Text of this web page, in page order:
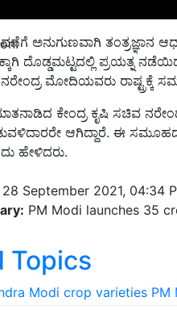
ಅನುಗುಣವಾಗಿ ತಂತ್ರಜ್ಞಾನ
ದೊಡ್ಡಮಟ್ಟದಲ್ಲಿ ಪ್ರಯತ್ನ
ನರೇಂದ್ರ ಮೋದಿಯವರು
ಕೇಂದ್ರ ಕೃಷಿ ಸಚಿವ
ಆಗಿದ್ದಾರೆ. ಈ
ಹೇಳಿದರು.
28 September 2021, 04:34
PM Modi launches 35
Topics
Modi crop varieties PM